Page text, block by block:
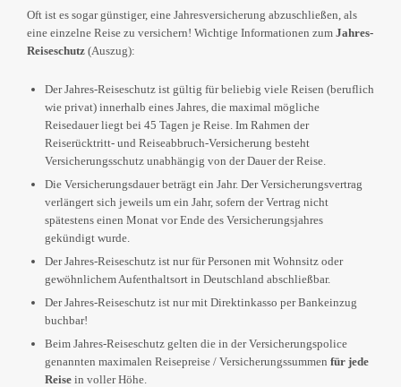
Oft ist es sogar günstiger, eine Jahresversicherung abzuschließen, als
eine einzelne Reise zu versichern! Wichtige Informationen zum Jahres-
Reiseschutz (Auszug):
Der Jahres-Reiseschutz ist gültig für beliebig viele Reisen (beruflich
wie privat) innerhalb eines Jahres, die maximal mögliche
Reisedauer liegt bei 45 Tagen je Reise. Im Rahmen der
Reiserücktritt- und Reiseabbruch-Versicherung besteht
Versicherungsschutz unabhängig von der Dauer der Reise.
Die Versicherungsdauer beträgt ein Jahr. Der Versicherungsvertrag
verlängert sich jeweils um ein Jahr, sofern der Vertrag nicht
spätestens einen Monat vor Ende des Versicherungsjahres
gekündigt wurde.
Der Jahres-Reiseschutz ist nur für Personen mit Wohnsitz oder
gewöhnlichem Aufenthaltsort in Deutschland abschließbar.
Der Jahres-Reiseschutz ist nur mit Direktinkasso per Bankeinzug
buchbar!
Beim Jahres-Reiseschutz gelten die in der Versicherungspolice
genannten maximalen Reisepreise / Versicherungssummen für jede
Reise in voller Höhe.